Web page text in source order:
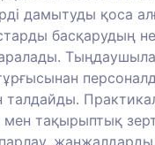
дамытуды қоса
басқарудың
талдайды.
тақырыптық